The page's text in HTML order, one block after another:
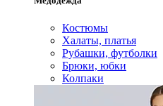
Костюмы
Халаты, платья
Рубашки, футболки
Брюки, юбки
Колпаки